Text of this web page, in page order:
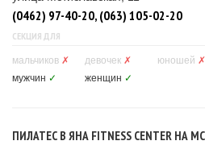
(0462) 97-40-20, (063) 105-02-20
СЕКЦИЯ ДЛЯ
мальчиков ✗ девочек ✗ юношей ✗
мужчин ✓ женщин ✓
ПИЛАТЕС В ЯНА FITNESS CENTER НА